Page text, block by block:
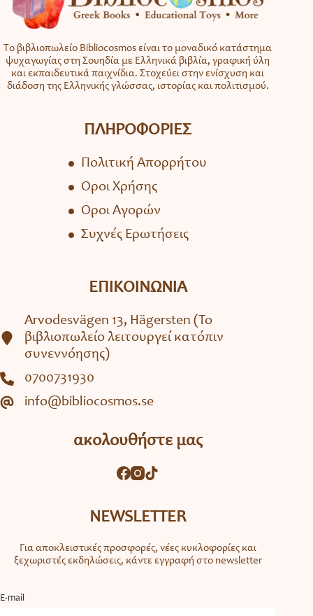
Το βιβλιοπωλείο Bibliocosmos είναι το μοναδικό κατάστημα
ψυχαγωγίας στη Σουηδία με Ελληνικά βιβλία, γραφική ύλη
και εκπαιδευτικά παιχνίδια. Στοχεύει στην ενίσχυση και
διάδοση της Ελληνικής γλώσσας, ιστορίας και πολιτισμού.
ΠΛΗΡΟΦΟΡΙΕΣ
Πολιτική Απορρήτου
Όροι Χρήσης
Όροι Αγορών
Συχνές Ερωτήσεις
ΕΠΙΚΟΙΝΩΝΙΑ
Arvodesvägen 13, Hägersten (To
βιβλιοπωλείο λειτουργεί κατόπιν
συνεννόησης)
0700731930
info@bibliocosmos.se
ακολουθήστε μας
NEWSLETTER
Για αποκλειστικές προσφορές, νέες κυκλοφορίες και
ξεχωριστές εκδηλώσεις, κάντε εγγραφή στο newsletter
Ε-mail